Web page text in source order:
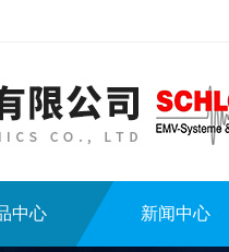
中心 新闻中心